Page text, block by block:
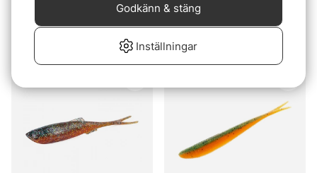
59 kr
fr. 49 kr
Inställningar
Godkänn & stäng